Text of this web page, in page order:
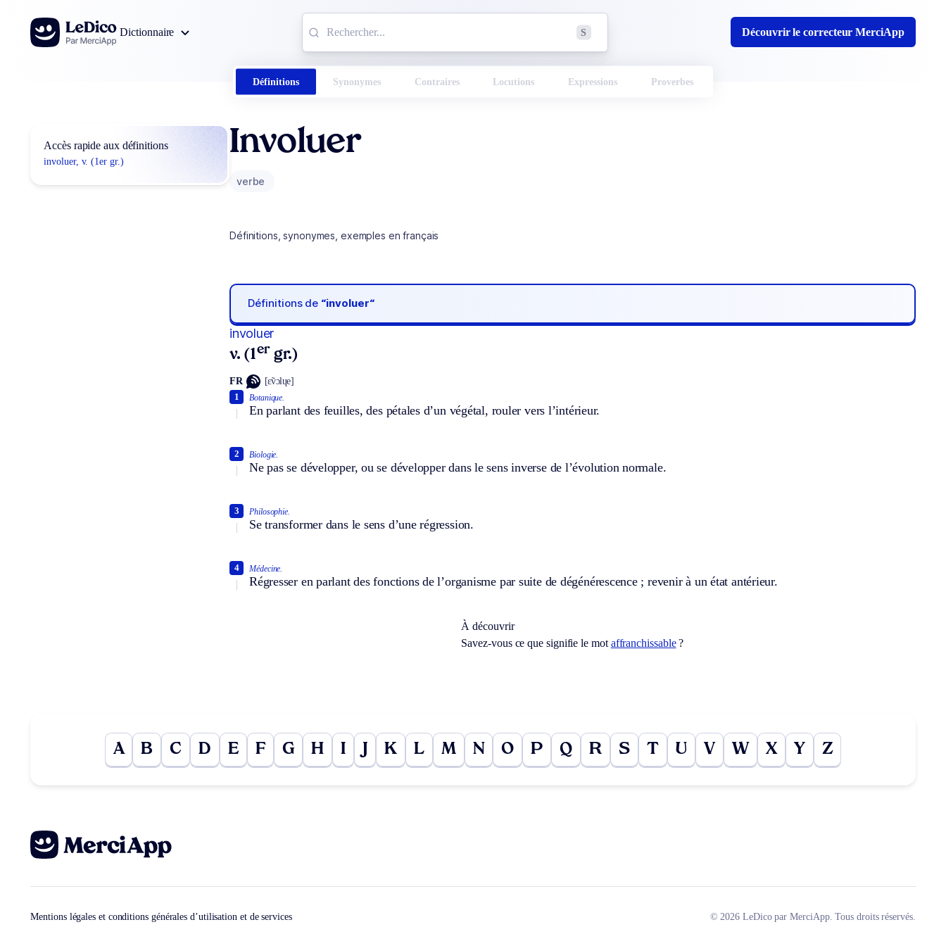
Aller au contenu
Dictionnaire
S Découvrir le correcteur MerciApp
Définitions Synonymes Contraires Locutions Expressions Proverbes
Accès rapide aux définitions
involuer, v. (1er gr.)
Involuer
verbe
Définitions, synonymes, exemples en français
Définitions de “involuer“
involuer
v. (1er gr.)
FR [ɛ̃vɔlɥe]
Botanique.
En parlant des feuilles, des pétales d’un végétal, rouler vers l’intérieur.
1
Biologie.
Ne pas se développer, ou se développer dans le sens inverse de l’évolution normale.
2
Philosophie.
Se transformer dans le sens d’une régression.
3
Médecine.
Régresser en parlant des fonctions de l’organisme par suite de dégénérescence ; revenir à un état antérieur.
4
À découvrir
Savez-vous ce que signifie le mot affranchissable?
A B C D E F G H I J K L M N O P Q R S T U V W X Y Z
Mentions légales et conditions générales d’utilisation et de services © 2026 LeDico par MerciApp. Tous droits réservés.